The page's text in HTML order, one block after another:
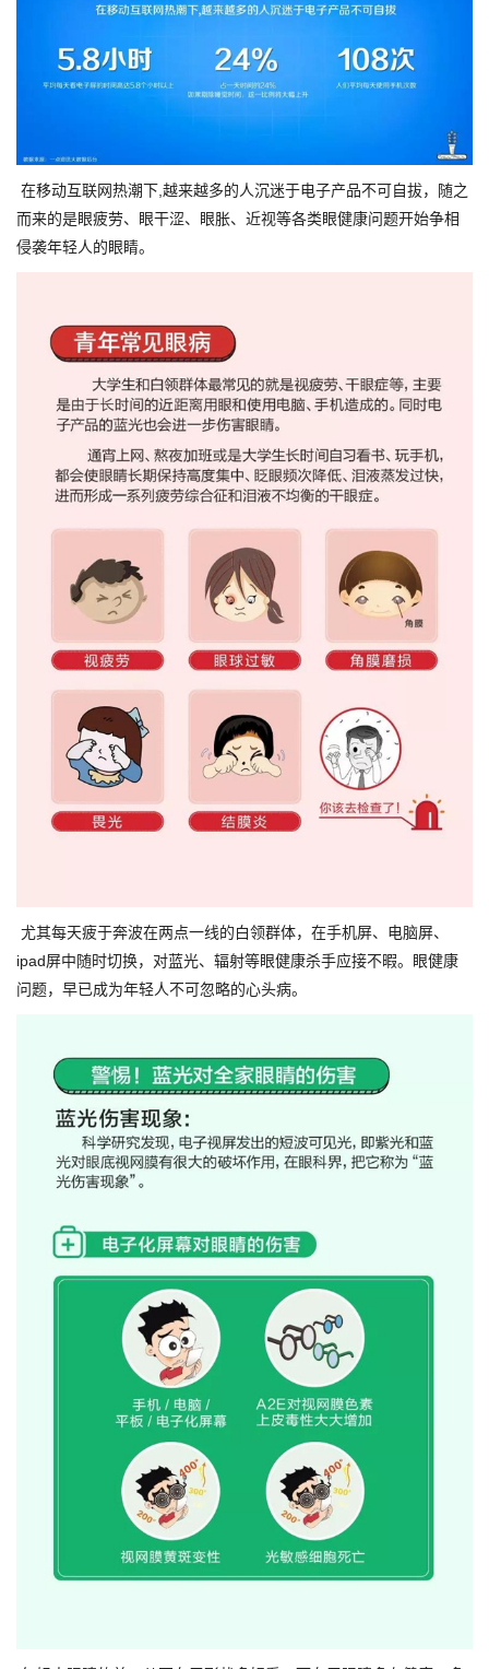
在移动互联网热潮下,越来越多的人沉迷于电子产品不可自拔，随之
而来的是眼疲劳、眼干涩、眼胀、近视等各类眼健康问题开始争相
侵袭年轻人的眼睛。
尤其每天疲于奔波在两点一线的白领群体，在手机屏、电脑屏、
ipad屏中随时切换，对蓝光、辐射等眼健康杀手应接不暇。眼健康
问题，早已成为年轻人不可忽略的心头病。